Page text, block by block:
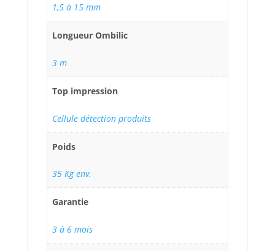
1,5 à 15 mm
Longueur Ombilic
3 m
Top impression
Cellule détection produits
Poids
35 Kg env.
Garantie
3 à 6 mois